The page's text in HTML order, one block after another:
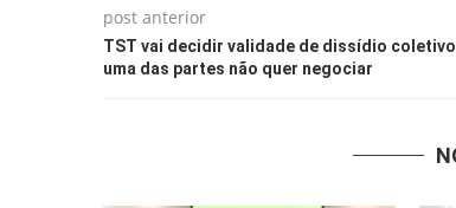
post anterior
TST vai decidir validade de dissídio
uma das partes não quer negociar